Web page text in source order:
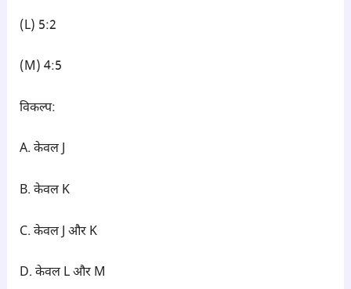
(L) 5:2
(M) 4:5
विकल्प:
A. केवल J
B. केवल K
C. केवल J और K
D. केवल L और M